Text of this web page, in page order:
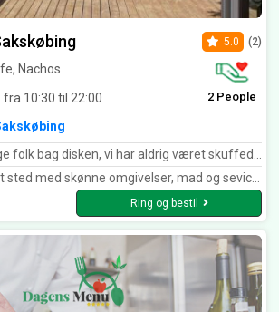
Nachos
10:30 til 22:00
5.0 (2)
2 People
har aldrig været skuffede når vi har fået mad herfra, vores varmeste anbefalinger. Tak for mad🥰
Dette er virkelig mit yndlingssted i byen. Maden ordnes på en meget kunstnerisk måde. Det er rent faktiskt kunst, som til og med smager guddommeligt. Tak Café Da Vinci
Ring og bestil